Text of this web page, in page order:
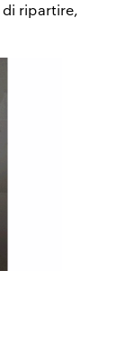
ripartire,